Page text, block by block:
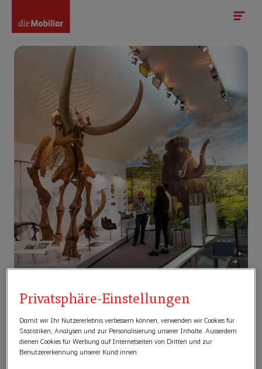
Ihr Coupon für dieses
exklusive Angebot
Privatsphäre-Einstellungen
Damit wir Ihr Nutzererlebnis verbessern können, verwenden wir Cookies für
Statistiken, Analysen und zur Personalisierung unserer Inhalte. Ausserdem
dienen Cookies für Werbung auf Internetseiten von Dritten und zur
Benutzererkennung unserer Kund:innen.